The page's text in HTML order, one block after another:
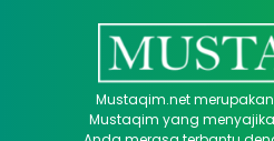
Mustaqim.net
Mustaqim yang